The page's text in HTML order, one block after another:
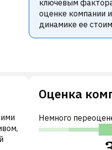
ключевым
оценке компании
динамике ее
Оценка
Немного